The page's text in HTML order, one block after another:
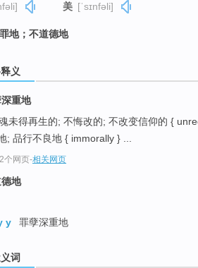
美 [ˈsɪnfəli]
地；不道德地
义
重地
魂未得再生的; 不悔改的; 不改变信仰的 {
; 品行不良地 { immorally } ...
个网页-相关网页
地
y
罪孽深重地
词